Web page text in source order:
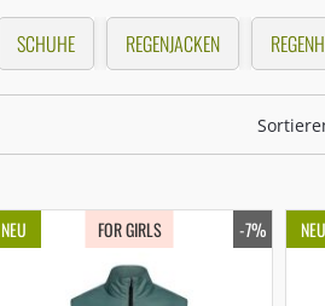
SCHUHE REGENJACKEN
NEU -7%
FOR GIRLS NEU